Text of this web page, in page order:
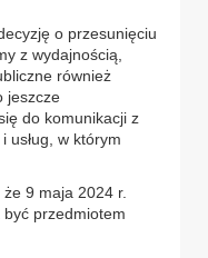
o przesunięciu
z wydajnością,
również
jeszcze
do komunikacji z
usług, w którym
9 maja 2024 r.
przedmiotem